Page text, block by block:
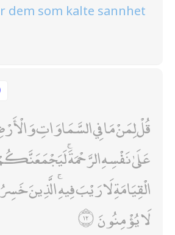
dem som kalte sannhet
قُلْ لِمَنْ مَا فِي السَّمَاوَاتِ
عَلَىٰ نَفْسِهِ الرَّحْمَةَ
الْقِيَامَةِ لَا رَيْبَ فِيهِ ۚ الَّذِينَ
لَا يُؤْمِنُونَ